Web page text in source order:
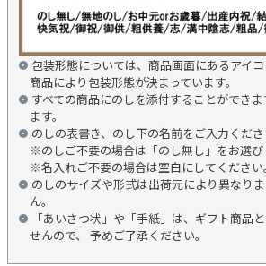
包装形態については、商品画面にあるアイコ
商品により包装形態が決まっています。
すべての商品にのしを添付することができ
ます。
のしの表書き、のし下の名前をご入力くださ
※のしご不要の場合は「のし無し」をお選び
※名入れご不要の場合は空白にしてください。
のしのサイズや形式は出荷元により異なり
ん。
「あいさつ状」や「手紙」は、ギフト商品
せんので、 予めご了承ください。